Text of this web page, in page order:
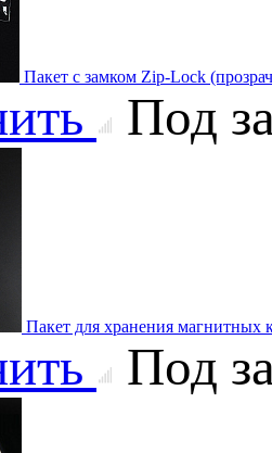
Пакет с замком Zip-Lock
Под
Пакет для хранения магнитных
Под